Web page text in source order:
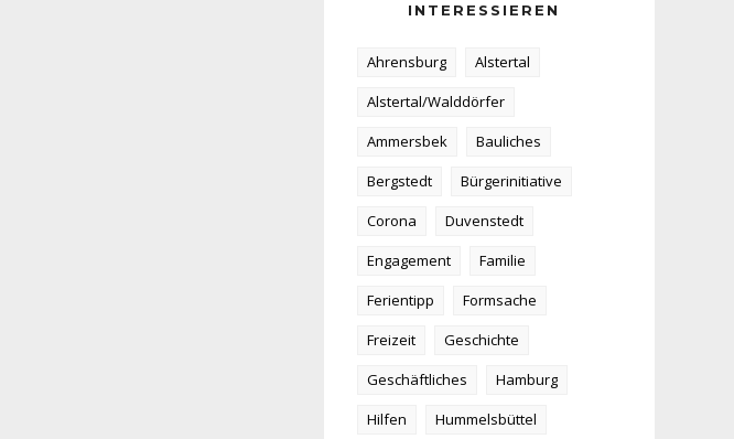
INTERESSIEREN
Ahrensburg
Alstertal
Alstertal/Walddörfer
Ammersbek
Bauliches
Bergstedt
Bürgerinitiative
Corona
Duvenstedt
Engagement
Familie
Ferientipp
Formsache
Freizeit
Geschichte
Geschäftliches
Hamburg
Hilfen
Hummelsbüttel